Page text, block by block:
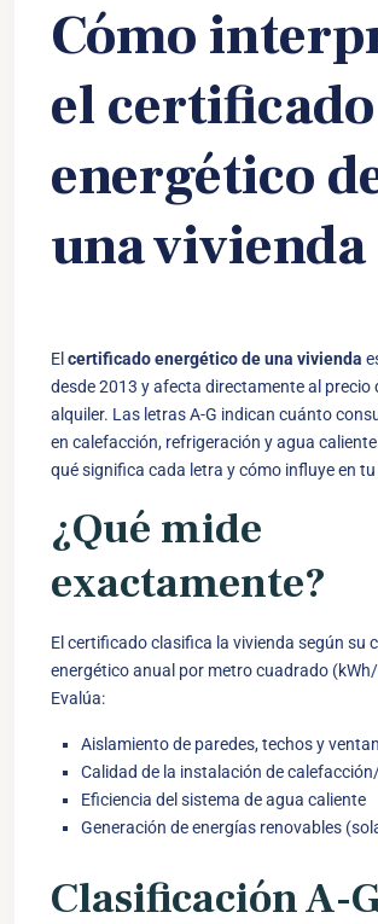
Cómo
el certificado
energético
una vivienda
El certificado energético de una vivienda
desde 2013 y afecta directamente al precio
alquiler. Las letras A-G indican cuánto
en calefacción, refrigeración y agua
qué significa cada letra y cómo influye en
¿Qué mide
exactamente?
El certificado clasifica la vivienda según su
energético anual por metro cuadrado
Evalúa:
Aislamiento de paredes, techos y
Calidad de la instalación de
Eficiencia del sistema de agua caliente
Generación de energías renovables
Clasificación A-